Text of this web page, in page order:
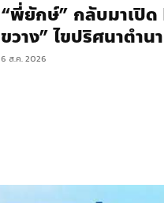
“พี่ยักษ์” กลับมาเปิ
ขวาง” ไขปริศนาตำ
6 ส.ค. 2026